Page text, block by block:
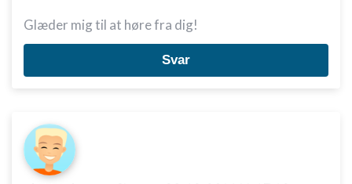
Glæder mig til at høre fra dig!
Svar